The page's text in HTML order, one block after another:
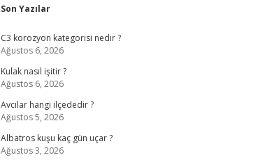
Sidebar
Son Yazılar
C3 korozyon kategorisi nedir ?
Ağustos 6, 2026
Kulak nasıl işitir ?
Ağustos 6, 2026
Avcılar hangi ilçededir ?
Ağustos 5, 2026
Albatros kuşu kaç gün uçar ?
Ağustos 3, 2026
elexbet yeni adresi